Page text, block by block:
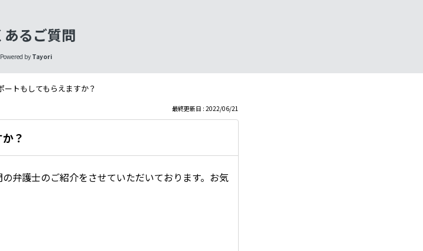
あるご質問
Powered by Tayori
ートもしてもらえますか？
最終更新日 : 2022/06/21
？
弁護士のご紹介をさせていただいております。お気